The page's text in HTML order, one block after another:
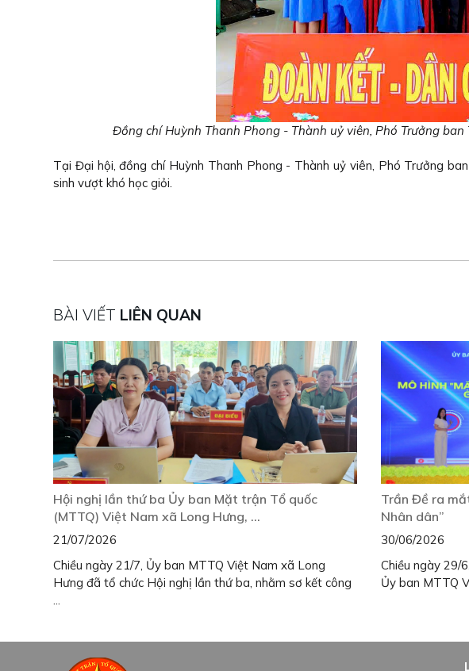
Đồng chí Huỳnh Thanh Phong - Thành uỷ viên, Phó Trưởng
Tại Đại hội, đồng chí Huỳnh Thanh Phong - Thành uỷ viên, Phó Trưởng
sinh vượt khó học giỏi.
BÀI VIẾT LIÊN QUAN
Hội nghị lần thứ ba Ủy ban Mặt trận Tổ quốc
(MTTQ) Việt Nam xã Long Hưng, ...
21/07/2026
Chiều ngày 21/7, Ủy ban MTTQ Việt Nam xã Long
Hưng đã tổ chức Hội nghị lần thứ ba, nhằm sơ kết công
...
Trần Đề ra
Nhân dân”
30/06/2026
Chiều ngày 29/
Ủy ban MTTQ